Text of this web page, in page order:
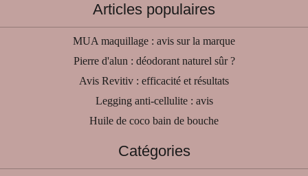
Articles populaires
MUA maquillage : avis sur la marque
Pierre d'alun : déodorant naturel sûr ?
Avis Revitiv : efficacité et résultats
Legging anti-cellulite : avis
Huile de coco bain de bouche
Catégories